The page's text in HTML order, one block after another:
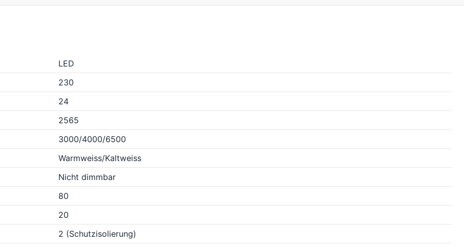
LED
230
24
2565
3000/4000/6500
Warmweiss/Kaltweiss
Nicht dimmbar
80
20
2 (Schutzisolierung)